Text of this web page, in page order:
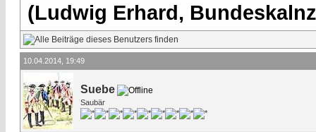
(Ludwig Erhard,
10.04.2014, 19:49
Suebe
Saubär